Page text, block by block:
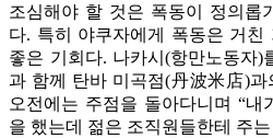
조심해야 할 것은 폭동이 정의롭
다. 특히 야쿠자에게 폭동은 거
좋은 기회다. 나카시(항만노동자
과 함께 탄바 미곡점(丹波米店)과
오전에는 주점을 돌아다니며 “
을 했는데 젊은 조직원들한테 주